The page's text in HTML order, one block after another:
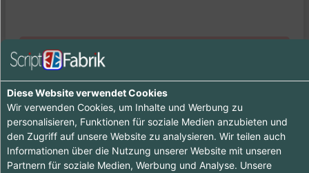
Ooops - wenig zu sehen hier, komme doch später
Tipp ab 15.90 €
Diese Website verwendet Cookies
Wir verwenden Cookies, um Inhalte und Werbung zu
personalisieren, Funktionen für soziale Medien anzubieten und
den Zugriff auf unsere Website zu analysieren. Wir teilen auch
Informationen über die Nutzung unserer Website mit unseren
Partnern für soziale Medien, Werbung und Analyse. Unsere